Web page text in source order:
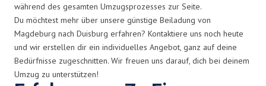
während des gesamten Umzugsprozesses zur Seite.
Du möchtest mehr über unsere günstige Beiladung von
Magdeburg nach Duisburg erfahren? Kontaktiere uns noch heute
und wir erstellen dir ein individuelles Angebot, ganz auf deine
Bedürfnisse zugeschnitten. Wir freuen uns darauf, dich bei deinem
Umzug zu unterstützen!